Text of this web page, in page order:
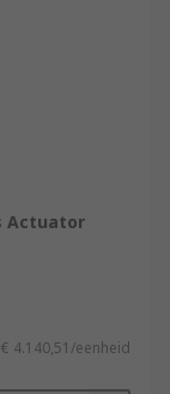
Actuator
€ 4.140,51/eenheid